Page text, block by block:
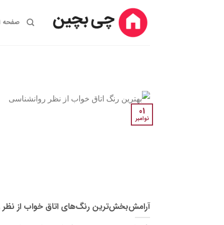
صفحه
آرامش‌بخش‌ترین رنگ‌های اتاق خواب از نظر
01
نوامبر